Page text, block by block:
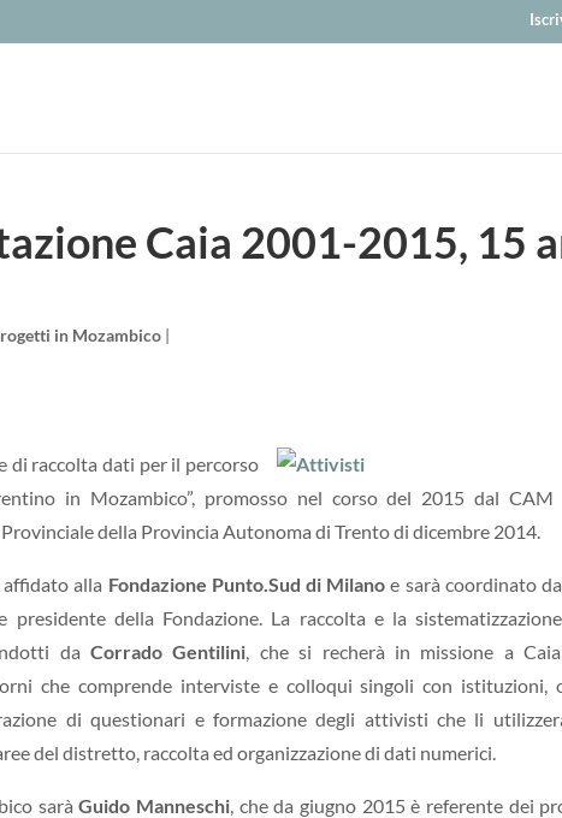
Caia 2001-2015, 15
in Mozambico |
di raccolta dati per il percorso
in Mozambico”, promosso nel corso del 2015 dal CAM
della Provincia Autonoma di Trento di dicembre 2014.
alla Fondazione Punto.Sud di Milano e sarà coordinato
presidente della Fondazione. La raccolta e la
daCorrado Gentilini, che si recherà in missione a
che comprende interviste e colloqui singoli con istituzioni,
di questionari e formazione degli attivisti che li
del distretto, raccolta ed organizzazione di dati numerici.
saràGuido Manneschi, che da giugno 2015 è referente dei